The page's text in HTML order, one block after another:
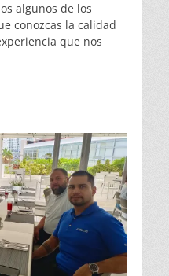
algunos de los
conozcas la calidad
que nos